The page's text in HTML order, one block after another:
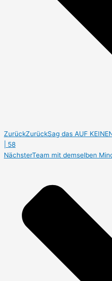
ZurückZurückSag das AUF
| 58
NächsterTeam mit demselben